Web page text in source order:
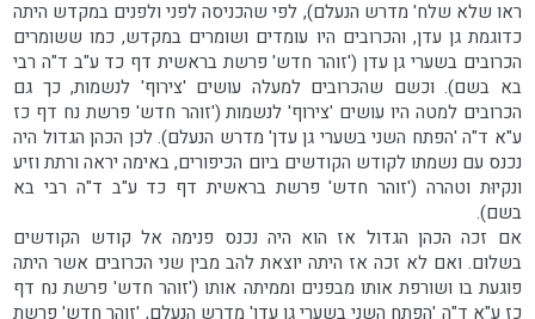
ראו שלא שלח' מדרש הנעלם), לפי שהכניסה לפני ולפנים במקדש היתה
כדוגמת גן עדן, והכרובים היו עומדים ושומרים במקדש, כמו ששומרים
הכרובים בשערי גן עדן ('זוהר חדש' פרשת בראשית דף כד ע"ב ד"ה רבי
בא בשם). וכשם שהכרובים למעלה עושים 'צירוף' לנשמות, כך גם
הכרובים למטה היו עושים 'צירוף' לנשמות ('זוהר חדש' פרשת נח דף כז
ע"א ד"ה 'הפתח השני בשערי גן עדן' מדרש הנעלם). לכן הכהן הגדול היה
נכנס עם נשמתו לקודש הקודשים ביום הכיפורים, באימה יראה ורתת וזיע
ונקיוּת וטהרה ('זוהר חדש' פרשת בראשית דף כד ע"ב ד"ה רבי בא
בשם).
אם זכה הכהן הגדול אז הוא היה נכנס פנימה אל קודש הקודשים
בשלום. ואם לא זכה אז היתה יוצאת להב מבין שני הכרובים אשר היתה
פוגעת בו ושורפת אותו מבפנים וממיתה אותו ('זוהר חדש' פרשת נח דף
כז ע"א ד"ה 'הפתח השני בשערי גן עדן' מדרש הנעלם, 'זוהר חדש' פרשת